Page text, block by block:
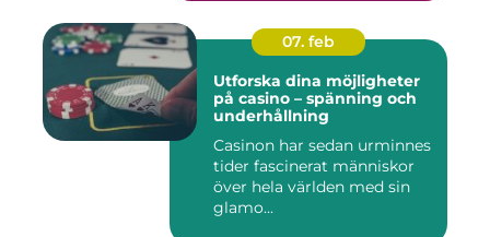
07. feb
Utforska dina möjligheter
på casino – spänning och
underhållning
Casinon har sedan urminnes
tider fascinerat människor
över hela världen med sin
glamo...